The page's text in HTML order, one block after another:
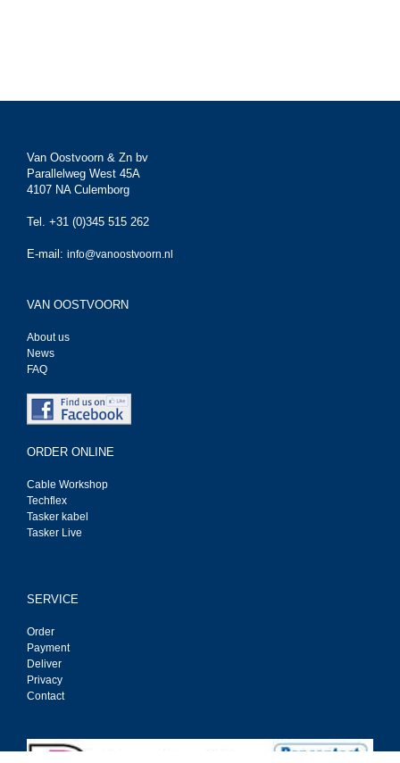
Van Oostvoorn & Zn bv
Parallelweg West 45A
4107 NA Culemborg
Tel. +31 (0)345 515 262
E-mail: info@vanoostvoorn.nl
VAN OOSTVOORN
About us
News
FAQ
ORDER ONLINE
Cable Workshop
Techflex
Tasker kabel
Tasker Live
SERVICE
Order
Payment
Deliver
Privacy
Contact